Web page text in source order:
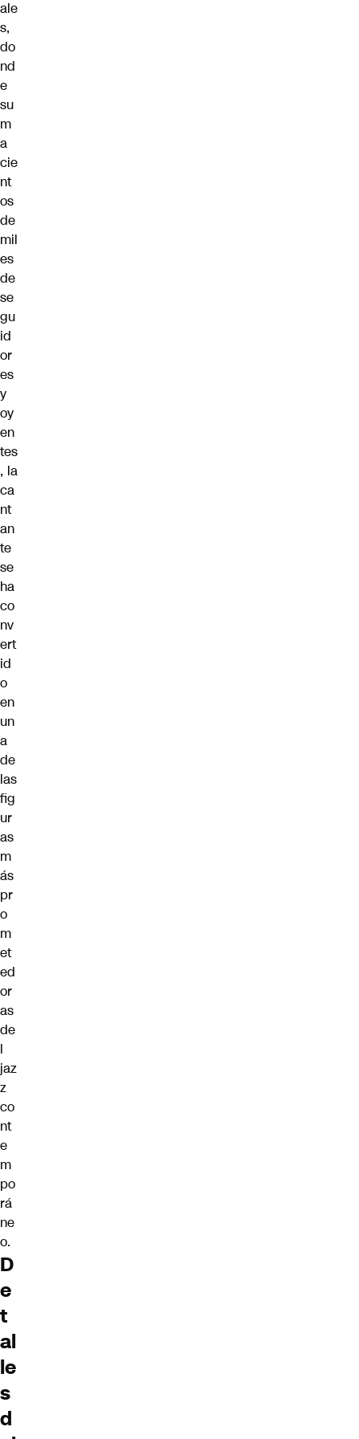
ale
s,
do
nd
e
su
m
a
cie
nt
os
de
mil
es
de
se
gu
id
or
es
y
oy
en
tes
, la
ca
nt
an
te
se
ha
co
nv
ert
id
o
en
un
a
de
las
fig
ur
as
m
ás
pr
o
m
et
ed
or
as
de
l
jaz
z
co
nt
e
m
po
rá
ne
o.
D
e
t
al
le
s
d